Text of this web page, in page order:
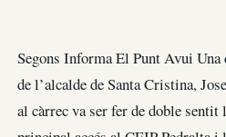
Segons Informa El Punt Avui
de l’alcalde de Santa Cristina,
al càrrec va ser fer de doble sentit